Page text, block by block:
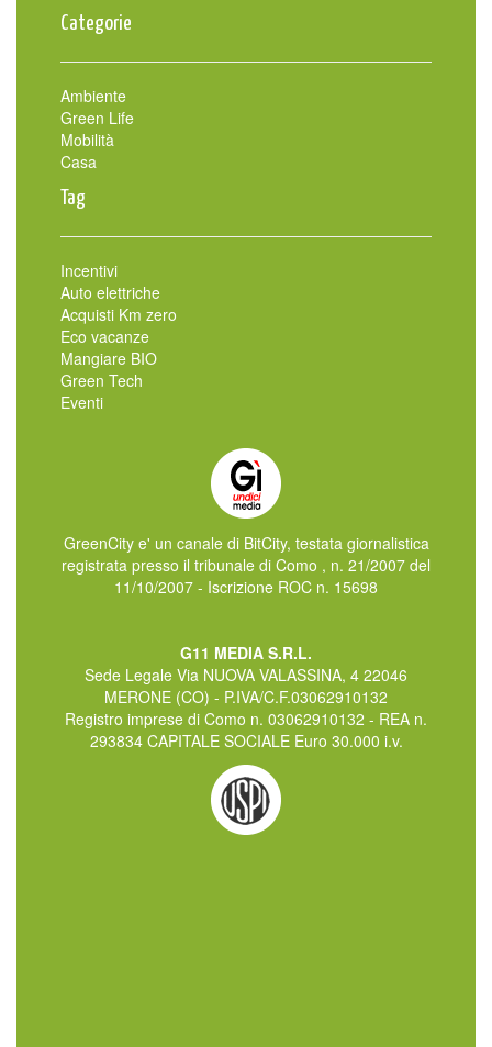
Categorie
Ambiente
Green Life
Mobilità
Casa
Tag
Incentivi
Auto elettriche
Acquisti Km zero
Eco vacanze
Mangiare BIO
Green Tech
Eventi
GreenCity e' un canale di BitCity, testata giornalistica
registrata presso il tribunale di Como , n. 21/2007 del
11/10/2007 - Iscrizione ROC n. 15698
G11 MEDIA S.R.L.
Sede Legale Via NUOVA VALASSINA, 4 22046
MERONE (CO) - P.IVA/C.F.03062910132
Registro imprese di Como n. 03062910132 - REA n.
293834 CAPITALE SOCIALE Euro 30.000 i.v.